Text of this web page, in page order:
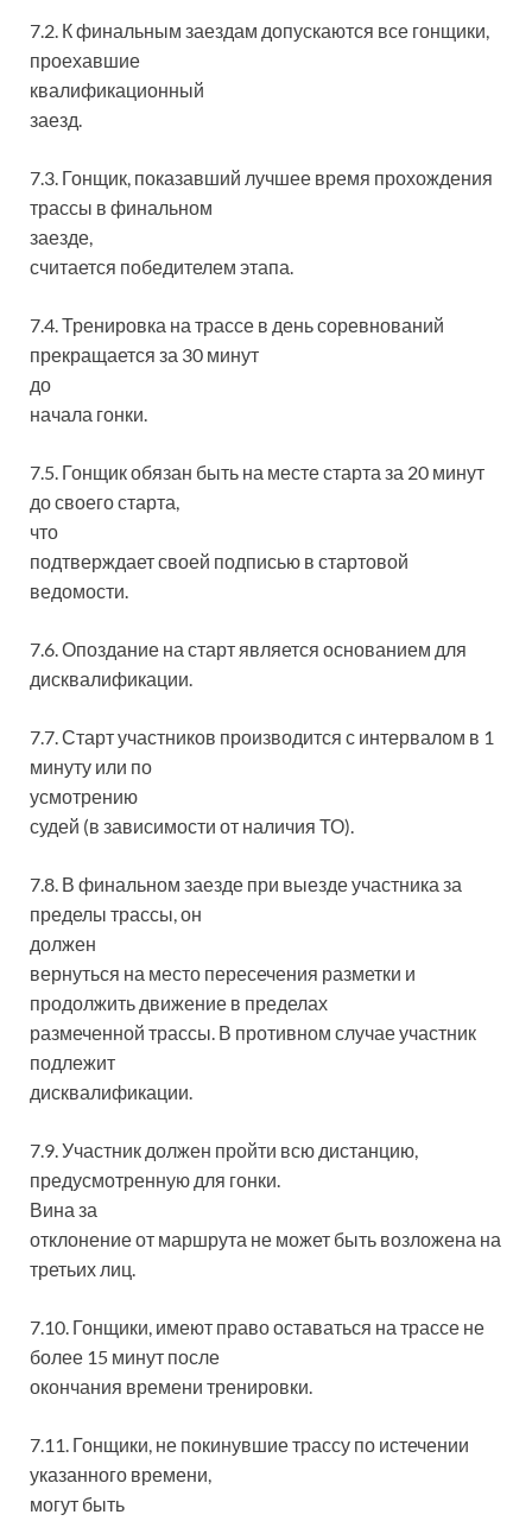
7.2. К финальным заездам допускаются все гонщики,
проехавшие
квалификационный
заезд.
7.3. Гонщик, показавший лучшее время прохождения
трассы в финальном
заезде,
считается победителем этапа.
7.4. Тренировка на трассе в день соревнований
прекращается за 30 минут
до
начала гонки.
7.5. Гонщик обязан быть на месте старта за 20 минут
до своего старта,
что
подтверждает своей подписью в стартовой
ведомости.
7.6. Опоздание на старт является основанием для
дисквалификации.
7.7. Старт участников производится с интервалом в 1
минуту или по
усмотрению
судей (в зависимости от наличия ТО).
7.8. В финальном заезде при выезде участника за
пределы трассы, он
должен
вернуться на место пересечения разметки и
продолжить движение в пределах
размеченной трассы. В противном случае участник
подлежит
дисквалификации.
7.9. Участник должен пройти всю дистанцию,
предусмотренную для гонки.
Вина за
отклонение от маршрута не может быть возложена на
третьих лиц.
7.10. Гонщики, имеют право оставаться на трассе не
более 15 минут после
окончания времени тренировки.
7.11. Гонщики, не покинувшие трассу по истечении
указанного времени,
могут быть